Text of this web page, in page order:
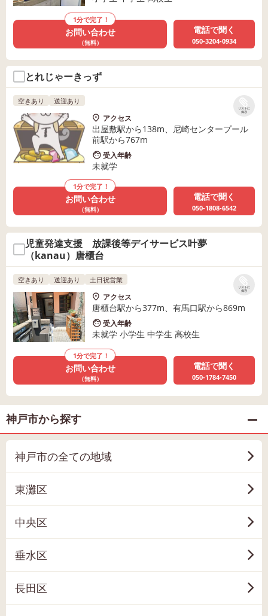
1分で完了！
お問い合わせ
（無料）
電話で聞く
050-3204-0934
とれじゃーきっず
リストに
保存
空きあり 送迎あり
アクセス
出屋敷駅から138m、尼崎センタープール
前駅から767m
受入年齢
未就学
1分で完了！
お問い合わせ
（無料）
電話で聞く
050-1808-6542
児童発達支援 放課後等デイサービス叶夢
（kanau）唐櫃台
リストに
保存
空きあり 送迎あり 土日祝営業
アクセス
唐櫃台駅から377m、有馬口駅から869m
受入年齢
未就学 小学生 中学生 高校生
1分で完了！
お問い合わせ
（無料）
電話で聞く
050-1784-7450
神戸市から探す
神戸市の全ての地域
東灘区
中央区
垂水区
長田区